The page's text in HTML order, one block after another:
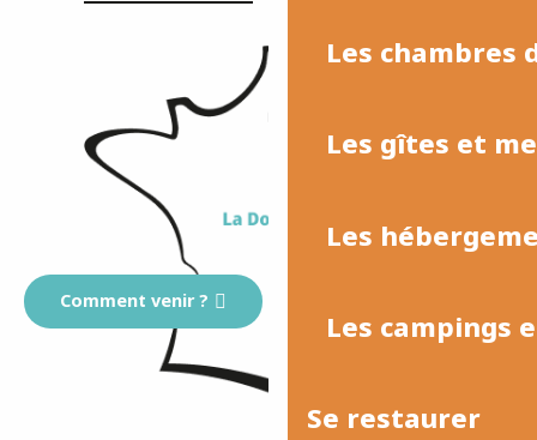
Les chambres
Les gîtes et
Les
Les campings
Se restaurer
Comment venir ?